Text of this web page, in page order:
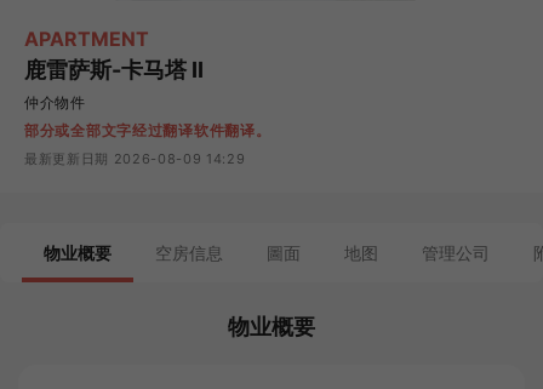
APARTMENT
鹿雷萨斯-卡马塔 II
仲介物件
部分或全部文字经过翻译软件翻译。
最新更新日期 2026-08-09 14:29
物业概要 空房信息 圖面 地图 管理公司
物业概要